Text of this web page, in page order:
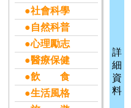
●社會科學
●自然科普
●心理勵志
●醫療保健
●飲 食
●生活風格
詳
細
資
料